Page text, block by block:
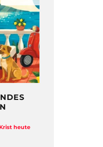
heute